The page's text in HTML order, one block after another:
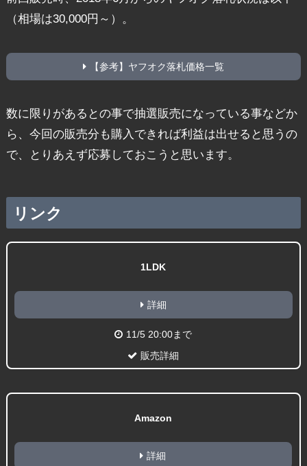
（相場は30,000円～）。
【参考】ヤフオク落札価格一覧
数に限りがあるとの事で抽選販売になっている事などか
ら、今回の販売分も購入できれば利益は出せると思うの
で、とりあえず応募しておこうと思います。
リンク
1LDK
詳細
11/5 20:00まで
販売詳細
Amazon
詳細